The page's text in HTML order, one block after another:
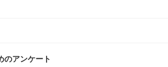
のアンケート